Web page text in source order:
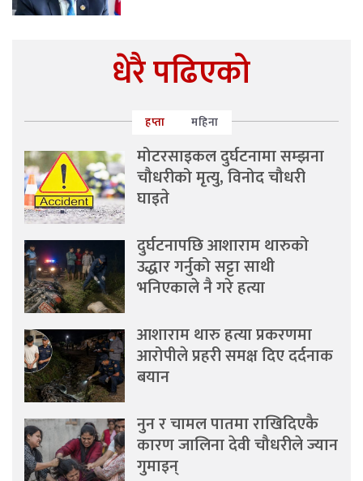
धेरै पढिएको
हप्ता महिना
मोटरसाइकल दुर्घटनामा सम्झना
चौधरीको मृत्यु, विनोद चौधरी
घाइते
दुर्घटनापछि आशाराम थारुको
उद्धार गर्नुको सट्टा साथी
भनिएकाले नै गरे हत्या
आशाराम थारु हत्या प्रकरणमा
आरोपीले प्रहरी समक्ष दिए दर्दनाक
बयान
नुन र चामल पातमा राखिदिएकै
कारण जालिना देवी चौधरीले ज्यान
गुमाइन्